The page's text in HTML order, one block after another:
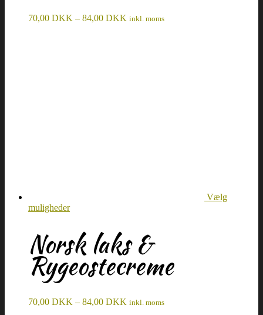
70,00 DKK – 84,00 DKK inkl. moms
Vælg
muligheder
Norsk laks &
Rygeostecreme
70,00 DKK – 84,00 DKK inkl. moms